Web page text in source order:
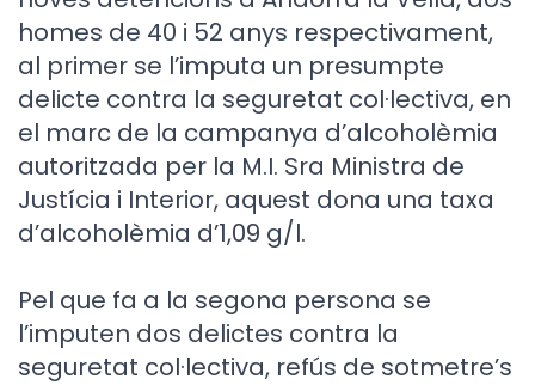
homes de 40 i 52 anys respectivament,
al primer se l’imputa un presumpte
delicte contra la seguretat col·lectiva, en
el marc de la campanya d’alcoholèmia
autoritzada per la M.I. Sra Ministra de
Justícia i Interior, aquest dona una taxa
d’alcoholèmia d’1,09 g/l.
Pel que fa a la segona persona se
l’imputen dos delictes contra la
seguretat col·lectiva, refús de sotmetre’s